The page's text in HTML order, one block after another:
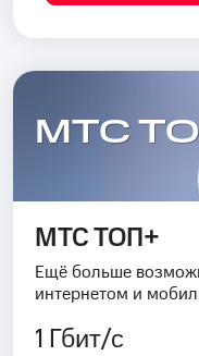
МТС
МТС ТОП+
Ещё больше
интернетом и
1 Гбит/с